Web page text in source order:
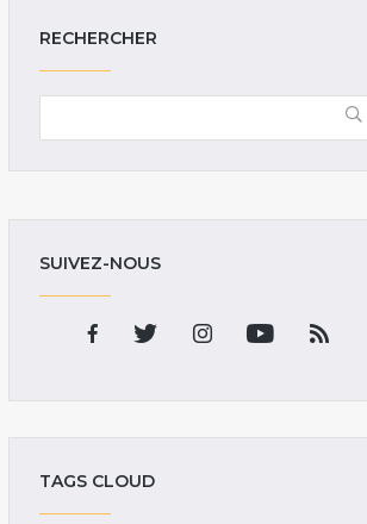
RECHERCHER
SUIVEZ-NOUS
TAGS CLOUD